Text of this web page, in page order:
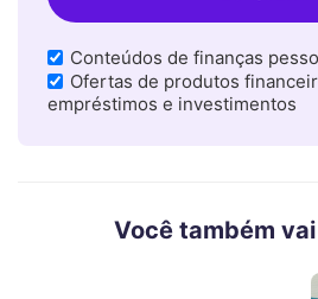
Conteúdos de finanças
Ofertas de produtos
empréstimos e investimentos
Você também